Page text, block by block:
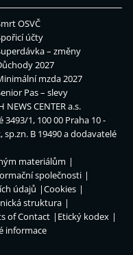
OSVČ
účty
– změny
2027
mzda 2027
Pas – slevy
NEWS CENTER a.s.
1, 100 00 Praha 10 -
sp.zn. B 19490 a dodavatelé
materiálům
společnosti
údajů
Cookies
struktura
of Contact
Etický kodex
informace